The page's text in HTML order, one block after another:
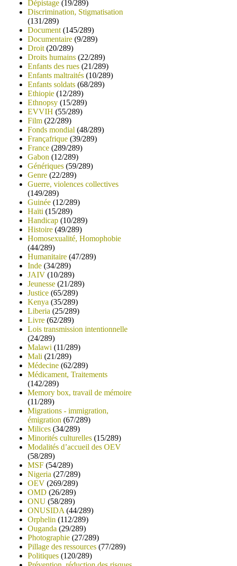
Dépistage (19/289)
Discrimination, Stigmatisation
(131/289)
Document (145/289)
Documentaire (9/289)
Droit (20/289)
Droits humains (22/289)
Enfants des rues (21/289)
Enfants maltraités (10/289)
Enfants soldats (68/289)
Ethiopie (12/289)
Ethnopsy (15/289)
EVVIH (55/289)
Film (22/289)
Fonds mondial (48/289)
Françafrique (39/289)
France (289/289)
Gabon (12/289)
Génériques (59/289)
Genre (22/289)
Guerre, violences collectives
(149/289)
Guinée (12/289)
Haïti (15/289)
Handicap (10/289)
Histoire (49/289)
Homosexualité, Homophobie
(44/289)
Humanitaire (47/289)
Inde (34/289)
JAIV (10/289)
Jeunesse (21/289)
Justice (65/289)
Kenya (35/289)
Liberia (25/289)
Livre (62/289)
Lois transmission intentionnelle
(24/289)
Malawi (11/289)
Mali (21/289)
Médecine (62/289)
Médicament, Traitements
(142/289)
Memory box, travail de mémoire
(11/289)
Migrations - immigration,
émigration (67/289)
Milices (34/289)
Minorités culturelles (15/289)
Modalités d’accueil des OEV
(58/289)
MSF (54/289)
Nigeria (27/289)
OEV (269/289)
OMD (26/289)
ONU (58/289)
ONUSIDA (44/289)
Orphelin (112/289)
Ouganda (29/289)
Photographie (27/289)
Pillage des ressources (77/289)
Politiques (120/289)